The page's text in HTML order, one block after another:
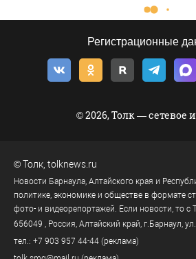
Регистрационные
© 2026, Толк — сетевое
©Толк, tolknews.ru
Новости Барнаула, Алтайского края и
политике, экономике и обществе в формате
фото- и видеорепортажей. Если новости, то с
656049 , Россия, Алтайский край, г.Барнаул,
тел.: +7 903 957 44-44 (реклама)